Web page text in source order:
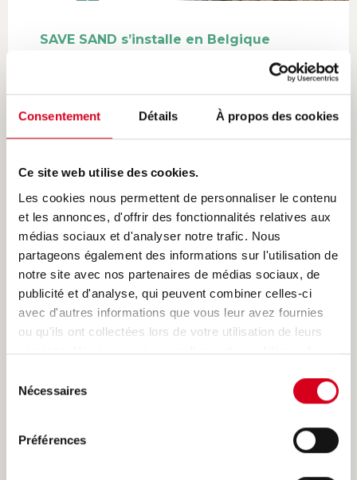
Consentement Détails À propos des cookies
Ce site web utilise des cookies.
Les cookies nous permettent de personnaliser le contenu
et les annonces, d'offrir des fonctionnalités relatives aux
médias sociaux et d'analyser notre trafic. Nous
partageons également des informations sur l'utilisation de
notre site avec nos partenaires de médias sociaux, de
publicité et d'analyse, qui peuvent combiner celles-ci
avec d'autres informations que vous leur avez fournies
ou qu'ils ont collectées lors de votre utilisation de leurs
services.Vous pouvez consulter notre politique de
Nécessaires
Préférences
SAVE SAND s’installe en Belgique
LIRE LA SUITE